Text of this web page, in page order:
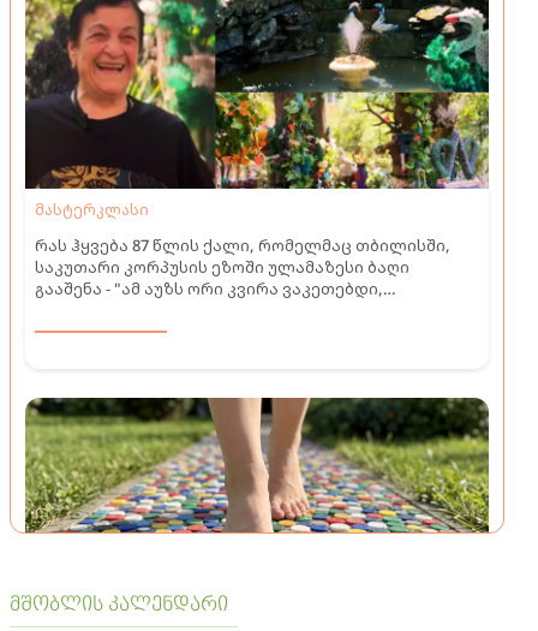
მასტერკლასი
რას ჰყვება 87 წლის ქალი, რომელმაც თბილისში,
საკუთარი კორპუსის ეზოში ულამაზესი ბაღი
გააშენა - "ამ აუზს ორი კვირა ვაკეთებდი,
მშობლის კალენდარი